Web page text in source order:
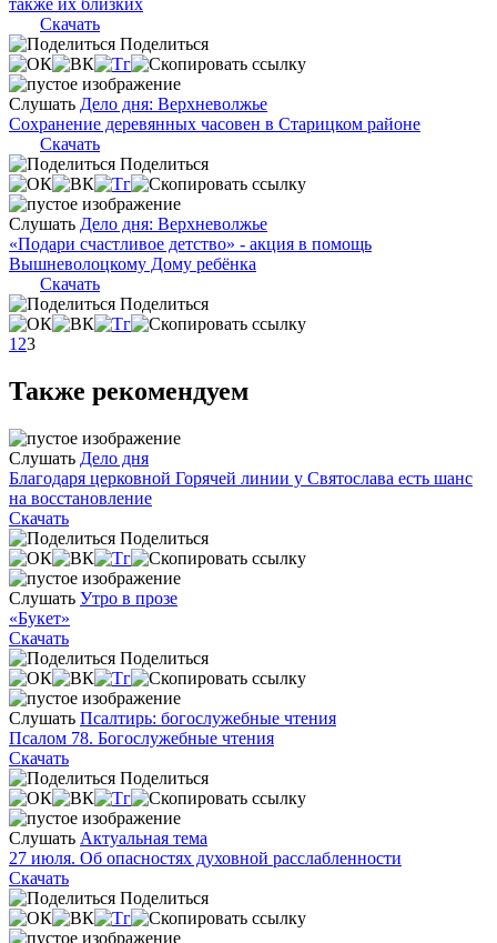
Скачать
Поделиться
Слушать Дело дня: Верхневолжье
Сохранение деревянных часовен в Старицком районе
Скачать
Поделиться
Слушать Дело дня: Верхневолжье
«Подари счастливое детство» - акция в помощь
Вышневолоцкому Дому ребёнка
Скачать
Поделиться
1 23
Также рекомендуем
Слушать Дело дня
Благодаря церковной Горячей линии у Святослава есть шанс
на восстановление
Скачать
Поделиться
Слушать Утро в прозе
«Букет»
Скачать
Поделиться
Слушать Псалтирь: богослужебные чтения
Псалом 78. Богослужебные чтения
Скачать
Поделиться
Слушать Актуальная тема
27 июля. Об опасностях духовной расслабленности
Скачать
Поделиться